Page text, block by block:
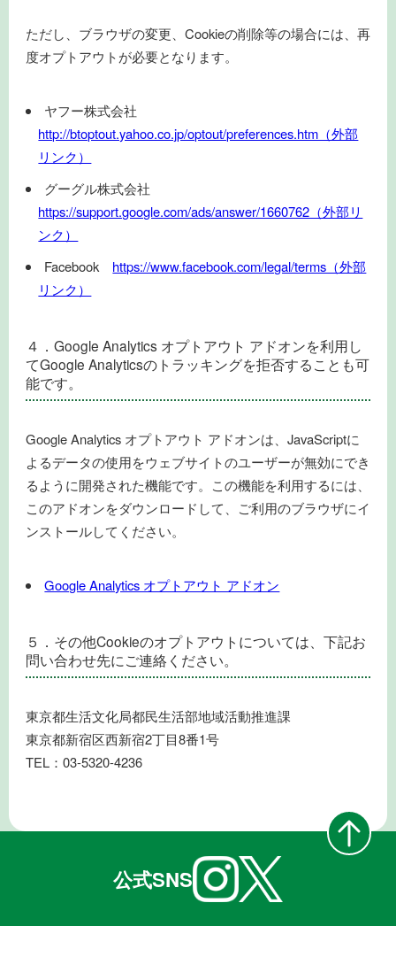
ただし、ブラウザの変更、Cookieの削除等の場合には、再
度オプトアウトが必要となります。
ヤフー株式会社
http://btoptout.yahoo.co.jp/optout/preferences.htm（外部
リンク）
グーグル株式会社
https://support.google.com/ads/answer/1660762（外部リ
ンク）
Facebook https://www.facebook.com/legal/terms（外部
リンク）
４．Google Analytics オプトアウト アドオンを利用し
てGoogle Analyticsのトラッキングを拒否することも可
能です。
Google Analytics オプトアウト アドオンは、JavaScriptに
よるデータの使用をウェブサイトのユーザーが無効にでき
るように開発された機能です。この機能を利用するには、
このアドオンをダウンロードして、ご利用のブラウザにイ
ンストールしてください。
Google Analytics オプトアウト アドオン
５．その他Cookieのオプトアウトについては、下記お
問い合わせ先にご連絡ください。
東京都生活文化局都民生活部地域活動推進課
東京都新宿区西新宿2丁目8番1号
TEL：03-5320-4236
公式SNS